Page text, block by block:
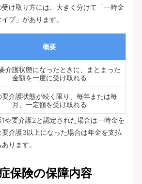
け取り方には、大きく分けて「一時金
プ」があります。
概要
介護状態になったときに、まとまった
金額を一度に受け取れる
要介護状態が続く限り、毎年または毎
月、一定額を受け取れる
や要介護2と認定された場合は一時金を
介護3以上になった場合は年金を支払
あります。
保険の保障内容